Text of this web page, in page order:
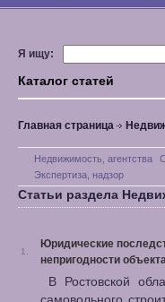
Я ищу:
Каталог статей
Главная страница
Недвижимость, агентства
Экспертиза, надзор
Статьи раздела
1.
Юридические
непригодности
В Ростовской